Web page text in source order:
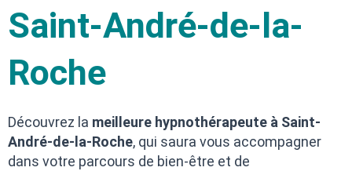
Saint-André-de-la-
Roche
Découvrez la meilleure hypnothérapeute à Saint-
André-de-la-Roche, qui saura vous accompagner
dans votre parcours de bien-être et de